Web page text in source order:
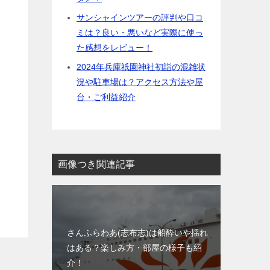
サンシャインツアーの評判や口コ
ミは？良い・悪いなど実際に使っ
た感想をレビュー！
2024年兵庫祇園神社初詣の混雑状
況や駐車場は？アクセス方法や屋
台・ご利益紹介
画像つき関連記事
さんふらわあ(志布志)は船酔いや揺れ
はある？楽しみ方・部屋の様子も紹
介！